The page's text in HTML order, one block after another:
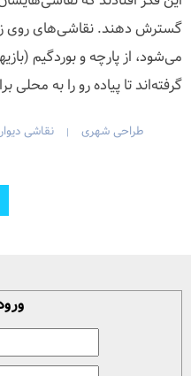
گسترش دهند. نقاشی‌های روی
می‌شود، از پارچه و بوردگیم
گرفته‌اند تا پیاده رو را به محلی
طراحی شهری | نقاشی